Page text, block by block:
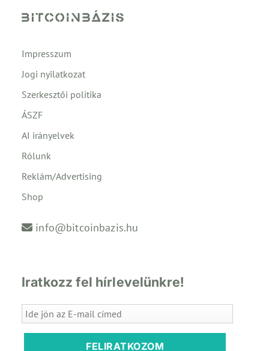
Impresszum
Jogi nyilatkozat
Szerkesztői politika
ÁSZF
AI irányelvek
Rólunk
Reklám/Advertising
Shop
info@bitcoinbazis.hu
Iratkozz fel hírlevelünkre!
FELIRATKOZOM